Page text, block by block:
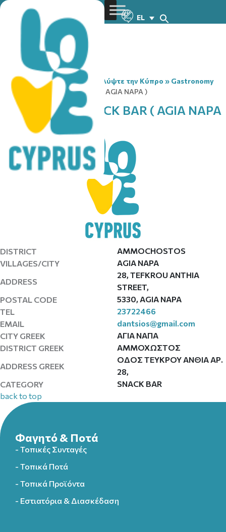
EL
You are here:Home» Ανακαλύψτε την Κύπρο » Gastronomy
» KALAMARAS SNACK BAR ( AGIA NAPA )
KALAMARAS SNACK BAR ( AGIA NAPA
DISTRICT
AMMOCHOSTOS
VILLAGES/CITY
AGIA NAPA
ADDRESS
28, TEFKROU ANTHIA
STREET,
POSTAL CODE
5330, AGIA NAPA
TEL
23722466
EMAIL
dantsios@gmail.com
CITY GREEK
ΑΓΙΑ ΝΑΠΑ
DISTRICT GREEK
ΑΜΜΟΧΩΣΤΟΣ
ADDRESS GREEK
ΟΔΟΣ ΤΕΥΚΡΟΥ ΑΝΘΙΑ ΑΡ.
28,
CATEGORY
SNACK BAR
back to top
Φαγητό & Ποτά
- Τοπικές Συνταγές
- Τοπικά Ποτά
- Τοπικά Προϊόντα
- Εστιατόρια & Διασκέδαση